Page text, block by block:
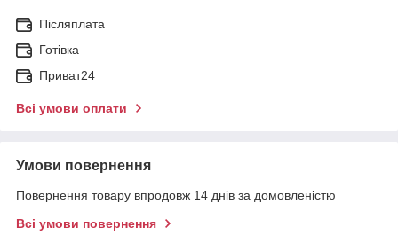
Післяплата
Готівка
Приват24
Всі умови оплати
Умови повернення
Повернення товару впродовж 14 днів за домовленістю
Всі умови повернення